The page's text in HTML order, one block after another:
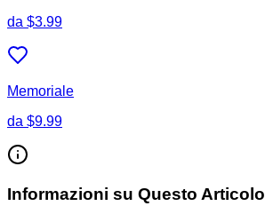
da $3.99
Memoriale
da $9.99
Informazioni su Questo Articolo